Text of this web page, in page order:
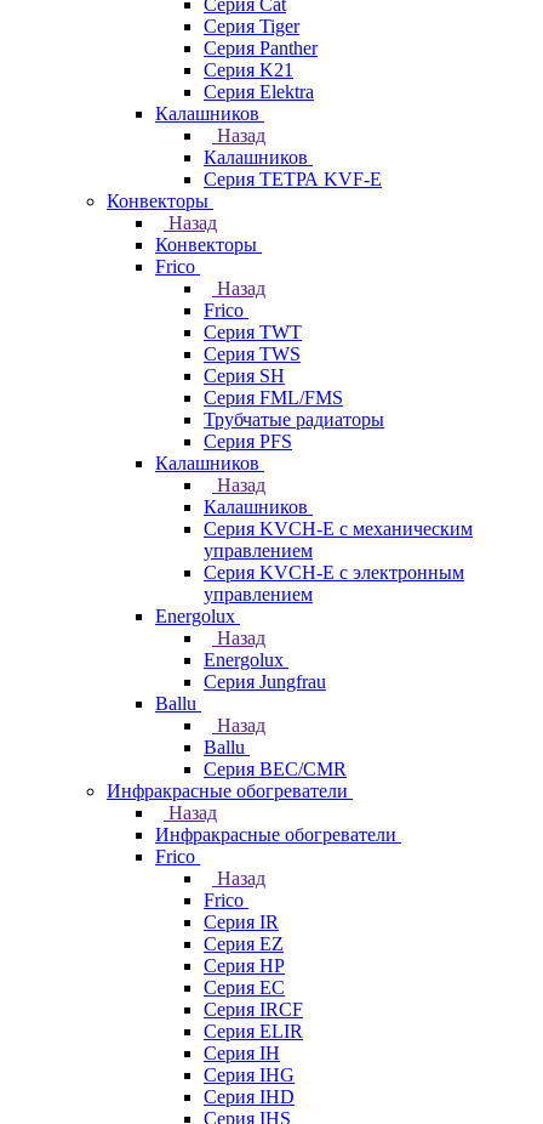
Серия Cat
Серия Tiger
Серия Panther
Серия K21
Серия Elektra
Калашников
Назад
Калашников
Серия ТЕТРА KVF-E
Конвекторы
Назад
Конвекторы
Frico
Назад
Frico
Серия TWT
Серия TWS
Серия SH
Серия FML/FMS
Трубчатые радиаторы
Серия PFS
Калашников
Назад
Калашников
Серия KVCH-E с механическим
управлением
Серия KVCH-E с электронным
управлением
Energolux
Назад
Energolux
Серия Jungfrau
Ballu
Назад
Ballu
Серия BEC/CMR
Инфракрасные обогреватели
Назад
Инфракрасные обогреватели
Frico
Назад
Frico
Серия IR
Серия EZ
Серия HP
Серия EC
Серия IRCF
Серия ELIR
Серия IH
Серия IHG
Серия IHD
Серия IHS